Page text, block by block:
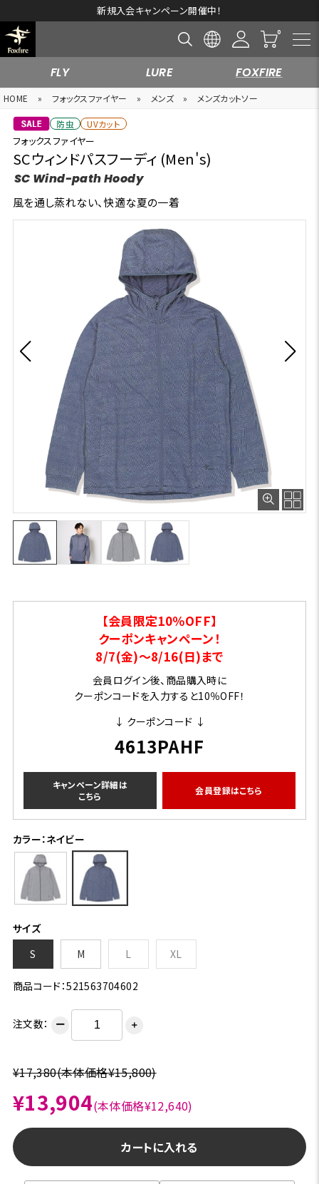
新規入会キャンペーン開催中！
FLY LURE FOXFIRE
HOME » フォックスファイヤー » メンズ » メンズカットソー
防虫 UVカット
フォックスファイヤー
SCウィンドパスフーディ (Men's)
SC Wind-path Hoody
風を通し蒸れない、快適な夏の一着
【会員限定10％OFF】
クーポンキャンペーン！
8/7(金)～8/16(日)まで
会員ログイン後、商品購入時に
クーポンコードを入力すると10％OFF！
↓ クーポンコード ↓
4613PAHF
キャンペーン詳細は
こちら
会員登録はこちら
カラー：ネイビー
サイズ
S
M L XL
商品コード：521563704602
注文数： ー ＋
¥17,380(本体価格¥15,800)
¥13,904(本体価格¥12,640)
カートに入れる